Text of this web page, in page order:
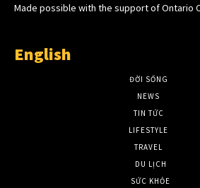
Made possible with the support of Ontario
English
ĐỜI SỐNG
NEWS
TIN TỨC
LIFESTYLE
TRAVEL
DU LỊCH
SỨC KHỎE